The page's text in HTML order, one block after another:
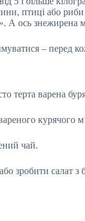
птиці або
ось знежирена
– перед
терта варена
курячого
чай.
зробити